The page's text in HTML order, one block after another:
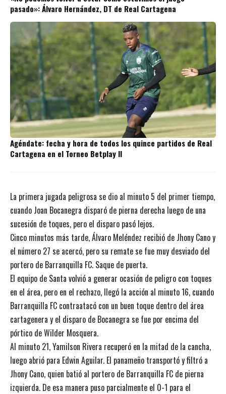
pasado»: Álvaro Hernández, DT de Real Cartagena
Agéndate: fecha y hora de todos los quince partidos de Real
Cartagena en el Torneo Betplay II
La primera jugada peligrosa se dio al minuto 5 del primer tiempo,
cuando Joan Bocanegra disparó de pierna derecha luego de una
sucesión de toques, pero el disparo pasó lejos.
Cinco minutos más tarde, Álvaro Meléndez recibió de Jhony Cano y
el número 27 se acercó, pero su remate se fue muy desviado del
portero de Barranquilla FC. Saque de puerta.
El equipo de Santa volvió a generar ocasión de peligro con toques
en el área, pero en el rechazo, llegó la acción al minuto 16, cuando
Barranquilla FC contraatacó con un buen toque dentro del área
cartagenera y el disparo de Bocanegra se fue por encima del
pórtico de Wilder Mosquera.
Al minuto 21, Yamilson Rivera recuperó en la mitad de la cancha,
luego abrió para Edwin Aguilar. El panameño transportó y filtró a
Jhony Cano, quien batió al portero de Barranquilla FC de pierna
izquierda. De esa manera puso parcialmente el 0-1 para el